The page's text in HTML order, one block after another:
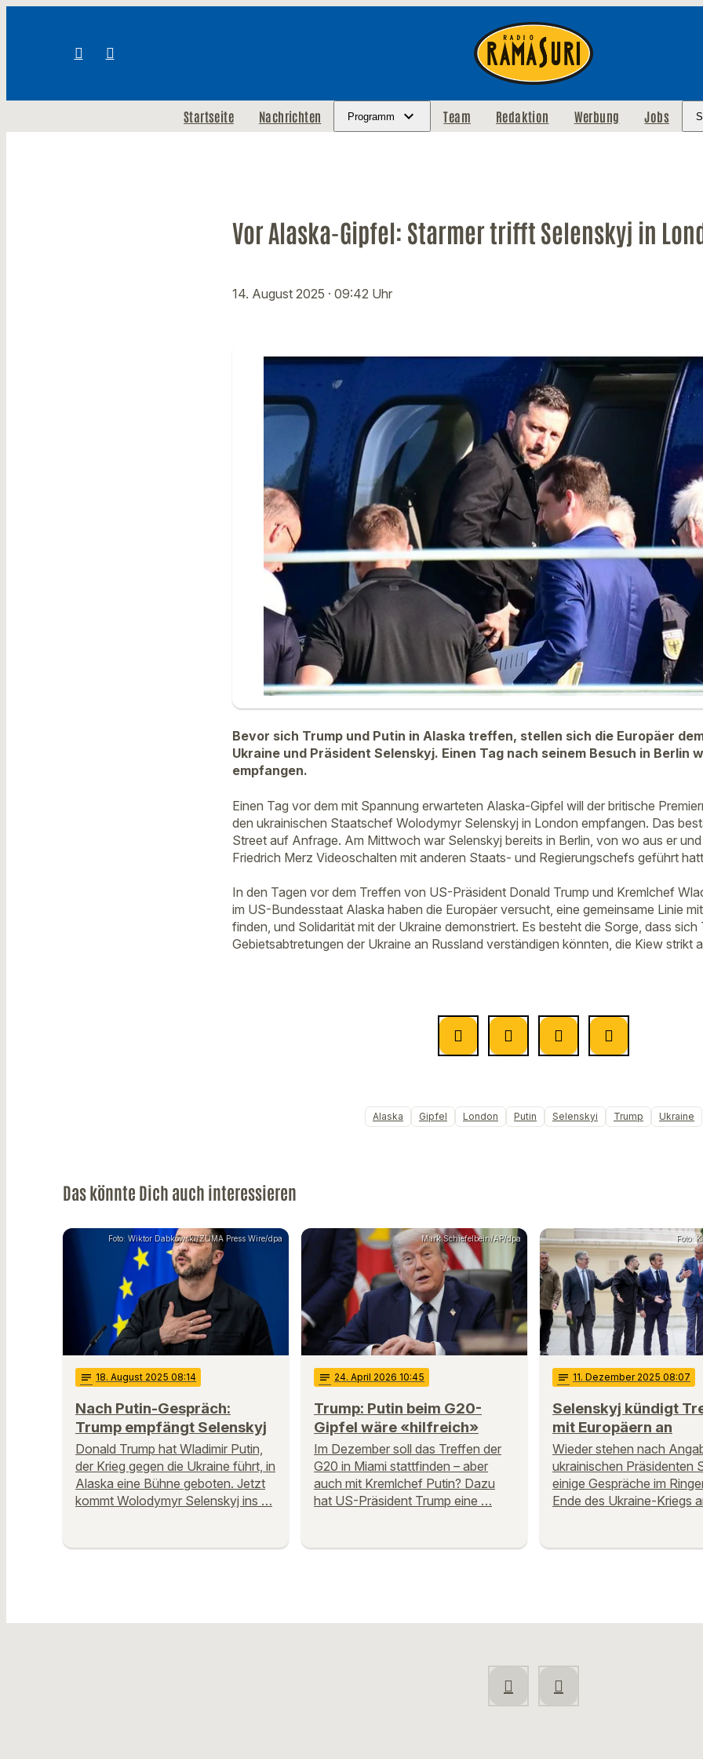
Startseite Nachrichten Programm Team Redaktion Werbung Jobs
Vor Alaska-Gipfel: Starmer trifft Selenskyj in
14. August 2025 · 09:42 Uhr
Bevor sich Trump und Putin in Alaska treffen, stellen sich die Europäer
Ukraine und Präsident Selenskyj. Einen Tag nach seinem Besuch in Berlin
empfangen.
Einen Tag vor dem mit Spannung erwarteten Alaska-Gipfel will der britische
den ukrainischen Staatschef Wolodymyr Selenskyj in London empfangen. Das
Street auf Anfrage. Am Mittwoch war Selenskyj bereits in Berlin, von wo aus er
Friedrich Merz Videoschalten mit anderen Staats- und Regierungschefs geführt
In den Tagen vor dem Treffen von US-Präsident Donald Trump und Kremlchef
im US-Bundesstaat Alaska haben die Europäer versucht, eine gemeinsame Linie
finden, und Solidarität mit der Ukraine demonstriert. Es besteht die Sorge, dass
Gebietsabtretungen der Ukraine an Russland verständigen könnten, die Kiew strikt
Alaska Gipfel London Putin Selenskyi Trump Ukraine
Das könnte Dich auch interessieren
Foto: Wiktor Dabkowski/ZUMA Press Wire/dpa
notes 18. August 2025 08:14
Nach Putin-Gespräch:
Trump empfängt Selenskyj
Donald Trump hat Wladimir Putin,
der Krieg gegen die Ukraine führt, in
Alaska eine Bühne geboten. Jetzt
kommt Wolodymyr Selenskyj ins …
Mark Schiefelbein/AP/dpa
notes 24. April 2026 10:45
Trump: Putin beim G20-
Gipfel wäre «hilfreich»
Im Dezember soll das Treffen der
G20 in Miami stattfinden – aber
auch mit Kremlchef Putin? Dazu
hat US-Präsident Trump eine …
Foto:
notes 11. Dezember 2025 08:07
Selenskyj kündigt
mit Europäern an
Wieder stehen nach
ukrainischen Präsidenten
einige Gespräche im
Ende des Ukraine-Kriegs